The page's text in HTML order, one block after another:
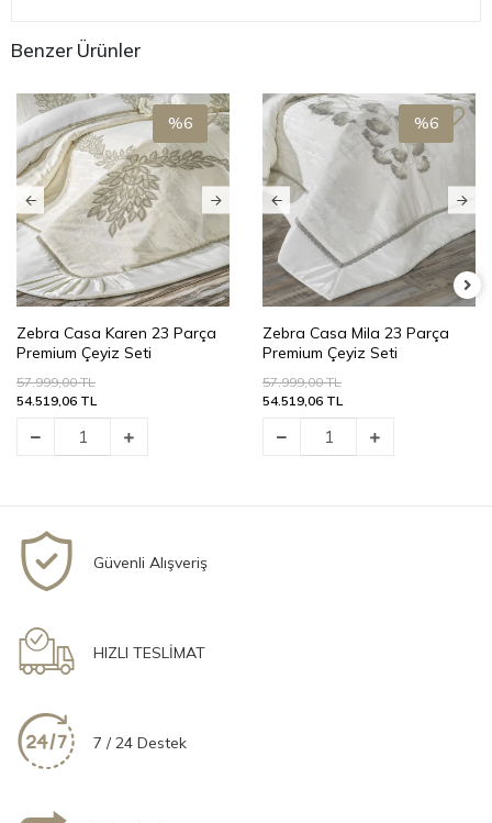
Benzer Ürünler
Zebra Casa Karen 23 Parça
Premium Çeyiz Seti
57.999,00 TL
54.519,06 TL
%6
Zebra Casa Mila 23 Parça
Premium Çeyiz Seti
57.999,00 TL
54.519,06 TL
%6
Güvenli Alışveriş
HIZLI TESLİMAT
7 / 24 Destek